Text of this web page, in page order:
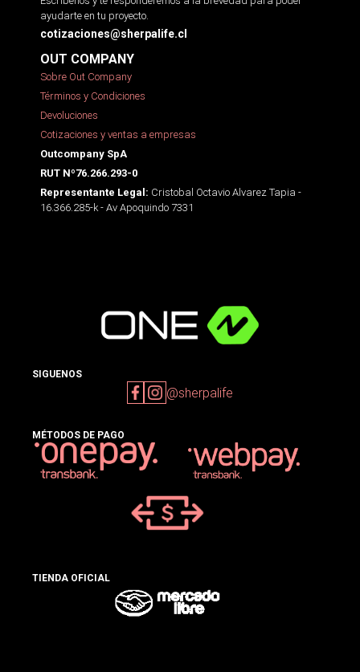
ayudarte en tu proyecto.
cotizaciones@sherpalife.cl
OUT COMPANY
Sobre Out Company
Términos y Condiciones
Devoluciones
Cotizaciones y ventas a empresas
Outcompany SpA
RUT Nº76.266.293-0
Representante Legal: Cristobal Octavio Alvarez Tapia -
16.366.285-k - Av Apoquindo 7331
SIGUENOS
@sherpalife
MÉTODOS DE PAGO
TIENDA OFICIAL